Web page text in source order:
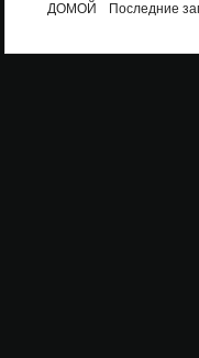
ДОМОЙ Последние